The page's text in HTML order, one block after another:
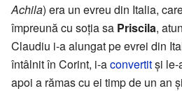
Achila) era un evreu din Italia,
împreună cu soția sa Priscila,
Claudiu i-a alungat pe evrei din
întâlnit în Corint, i-aconvertitși le-
apoi a rămas cu ei timp de un an